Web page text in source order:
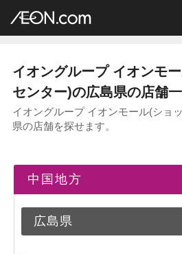
イオングループ店舗一覧
イオングループ イオンモ
センター)の広島県の店舗
イオングループ イオンモール(ショ
県の店舗を探せます。
中国地方
広島県